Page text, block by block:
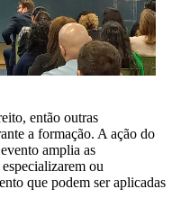
então outras
a formação. A ação do
amplia as
ou
que podem ser aplicadas